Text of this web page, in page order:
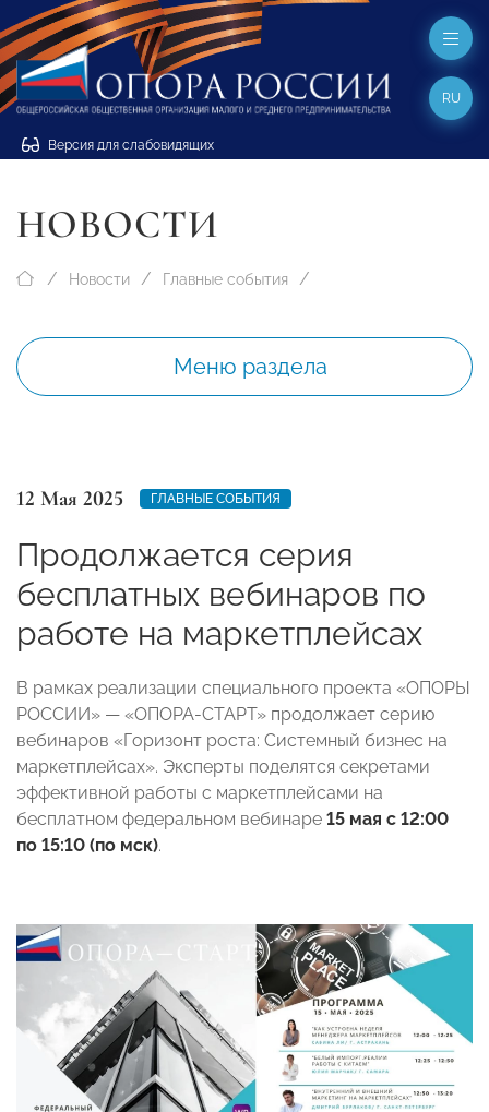
Версия для слабовидящих
RU
НОВОСТИ
Новости Главные события
Меню раздела
12 Мая 2025 ГЛАВНЫЕ СОБЫТИЯ
Продолжается серия
бесплатных вебинаров по
работе на маркетплейсах
В рамках реализации специального проекта «ОПОРЫ
РОССИИ» — «ОПОРА-СТАРТ» продолжает серию
вебинаров «Горизонт роста: Системный бизнес на
маркетплейсах». Эксперты поделятся секретами
эффективной работы с маркетплейсами на
бесплатном федеральном вебинаре 15 мая с 12:00
по 15:10 (по мск).